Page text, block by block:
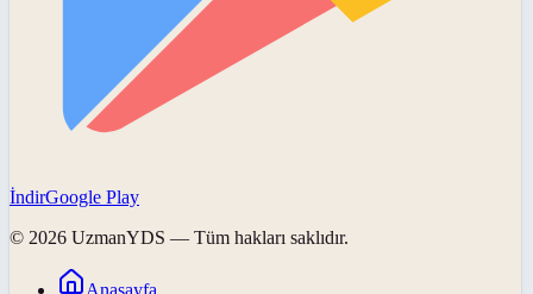
İndirGoogle Play
© 2026 UzmanYDS — Tüm hakları saklıdır.
Anasayfa